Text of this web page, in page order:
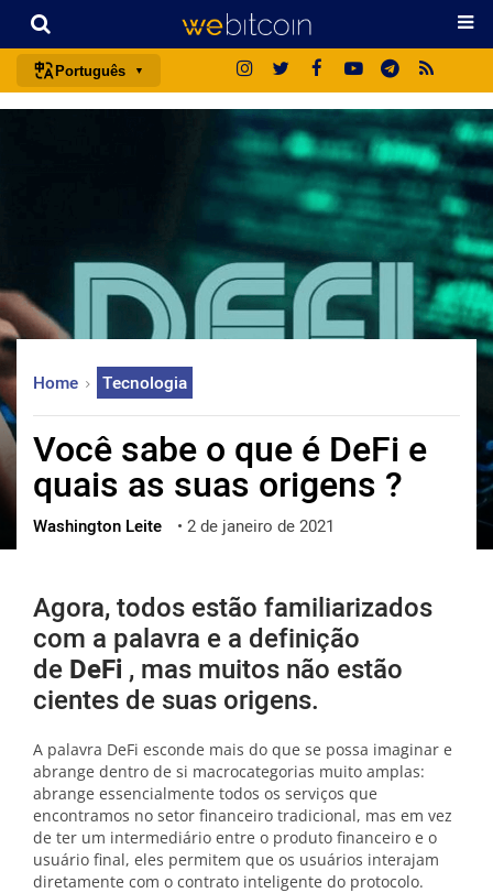
Português
deutsch
русский
العربية
ไทย
ქართული
vietnamese
Home Tecnologia
Você sabe o que é DeFi e
quais as suas origens ?
Washington Leite • 2 de janeiro de 2021
Agora, todos estão familiarizados
com a palavra e a definição
de DeFi , mas muitos não estão
cientes de suas origens.
A palavra DeFi esconde mais do que se possa imaginar e
abrange dentro de si macrocategorias muito amplas:
abrange essencialmente todos os serviços que
encontramos no setor financeiro tradicional, mas em vez
de ter um intermediário entre o produto financeiro e o
usuário final, eles permitem que os usuários interajam
diretamente com o contrato inteligente do protocolo.